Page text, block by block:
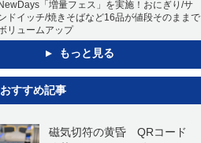
「増量フェス」を実施！おにぎり/サ
ドイッチ/焼きそばなど16品が値段そのままで
リュームアップ
もっと見る
おすすめ記事
磁気切符の黄昏 QRコード